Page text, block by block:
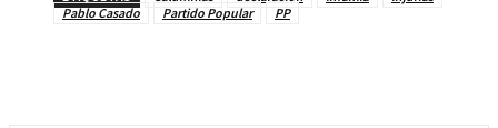
Pablo Casado
Partido Popular PP